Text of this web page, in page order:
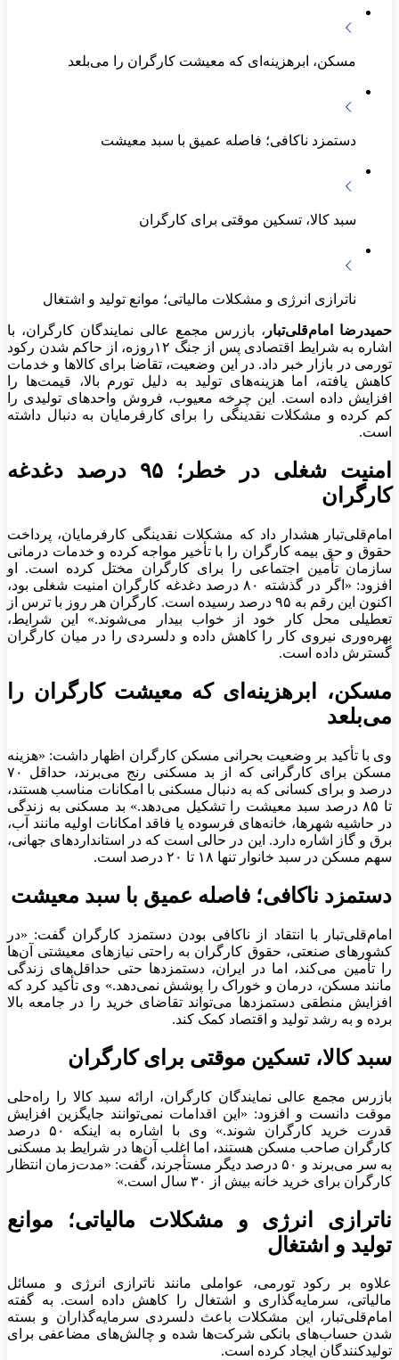
مسکن، ابرهزینه‌ای که معیشت کارگران را می‌بلعد
دستمزد ناکافی؛ فاصله عمیق با سبد معیشت
سبد کالا، تسکین موقتی برای کارگران
ناترازی انرژی و مشکلات مالیاتی؛ موانع تولید و اشتغال
حمیدرضا امام‌قلی‌تبار ، بازرس مجمع عالی نمایندگان کارگران، با
اشاره به شرایط اقتصادی پس از جنگ ۱۲روزه، از حاکم شدن رکود
تورمی در بازار خبر داد. در این وضعیت، تقاضا برای کالاها و خدمات
کاهش یافته، اما هزینه‌های تولید به دلیل تورم بالا، قیمت‌ها را
افزایش داده است. این چرخه معیوب، فروش واحدهای تولیدی را
کم کرده و مشکلات نقدینگی را برای کارفرمایان به دنبال داشته
است.
امنیت شغلی در خطر؛ ۹۵ درصد دغدغه
کارگران
امام‌قلی‌تبار هشدار داد که مشکلات نقدینگی کارفرمایان، پرداخت
حقوق و حق بیمه کارگران را با تأخیر مواجه کرده و خدمات درمانی
سازمان تأمین اجتماعی را برای کارگران مختل کرده است. او
افزود: «اگر در گذشته ۸۰ درصد دغدغه کارگران امنیت شغلی بود،
اکنون این رقم به ۹۵ درصد رسیده است. کارگران هر روز با ترس از
تعطیلی محل کار خود از خواب بیدار می‌شوند.» این شرایط،
بهره‌وری نیروی کار را کاهش داده و دلسردی را در میان کارگران
گسترش داده است.
مسکن، ابرهزینه‌ای که معیشت کارگران را
می‌بلعد
وی با تأکید بر وضعیت بحرانی مسکن کارگران اظهار داشت: «هزینه
مسکن برای کارگرانی که از بد مسکنی رنج می‌برند، حداقل ۷۰
درصد و برای کسانی که به دنبال مسکنی با امکانات مناسب هستند،
تا ۸۵ درصد سبد معیشت را تشکیل می‌دهد.» بد مسکنی به زندگی
در حاشیه شهرها، خانه‌های فرسوده یا فاقد امکانات اولیه مانند آب،
برق و گاز اشاره دارد. این در حالی است که در استانداردهای جهانی،
سهم مسکن در سبد خانوار تنها ۱۸ تا ۲۰ درصد است.
دستمزد ناکافی؛ فاصله عمیق با سبد معیشت
امام‌قلی‌تبار با انتقاد از ناکافی بودن دستمزد کارگران گفت: «در
کشورهای صنعتی، حقوق کارگران به راحتی نیازهای معیشتی آن‌ها
را تأمین می‌کند، اما در ایران، دستمزدها حتی حداقل‌های زندگی
مانند مسکن، درمان و خوراک را پوشش نمی‌دهد.» وی تأکید کرد که
افزایش منطقی دستمزدها می‌تواند تقاضای خرید را در جامعه بالا
برده و به رشد تولید و اقتصاد کمک کند.
سبد کالا، تسکین موقتی برای کارگران
بازرس مجمع عالی نمایندگان کارگران، ارائه سبد کالا را راه‌حلی
موقت دانست و افزود: «این اقدامات نمی‌توانند جایگزین افزایش
قدرت خرید کارگران شوند.» وی با اشاره به اینکه ۵۰ درصد
کارگران صاحب مسکن هستند، اما اغلب آن‌ها در شرایط بد مسکنی
به سر می‌برند و ۵۰ درصد دیگر مستأجرند، گفت: «مدت‌زمان انتظار
کارگران برای خرید خانه بیش از ۳۰ سال است.»
ناترازی انرژی و مشکلات مالیاتی؛ موانع
تولید و اشتغال
علاوه بر رکود تورمی، عواملی مانند ناترازی انرژی و مسائل
مالیاتی، سرمایه‌گذاری و اشتغال را کاهش داده است. به گفته
امام‌قلی‌تبار، این مشکلات باعث دلسردی سرمایه‌گذاران و بسته
شدن حساب‌های بانکی شرکت‌ها شده و چالش‌های مضاعفی برای
تولیدکنندگان ایجاد کرده است.